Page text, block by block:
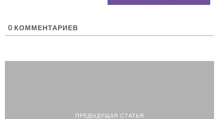
0 КОММЕНТАРИЕВ
ПРЕДЫДУЩАЯ СТАТЬЯ